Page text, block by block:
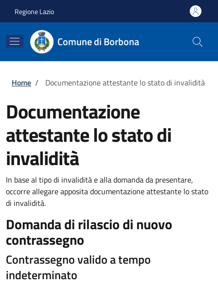
Regione Lazio
Comune di Borbona
Briciole di pane
Home / Documentazione attestante lo stato di invalidità
Documentazione
attestante lo stato di
invalidità
In base al tipo di invalidità e alla domanda da presentare,
occorre allegare apposita documentazione attestante lo stato
di invalidità.
Domanda di rilascio di nuovo
contrassegno
Contrassegno valido a tempo
indeterminato